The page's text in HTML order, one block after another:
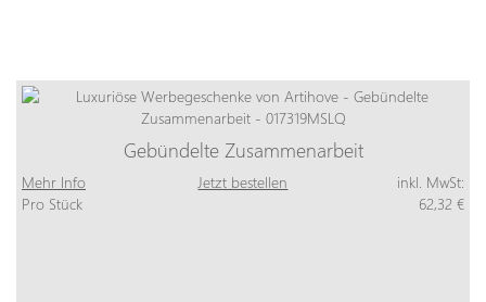
Gebündelte Zusammenarbeit
Mehr Info Jetzt bestellen
inkl. MwSt:
Pro Stück
62,32 €